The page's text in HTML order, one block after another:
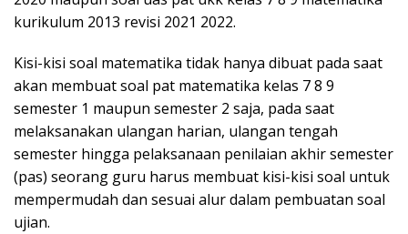
kurikulum 2013 revisi 2021 2022.
Kisi-kisi soal matematika tidak hanya dibuat pada saat
akan membuat soal pat matematika kelas 7 8 9
semester 1 maupun semester 2 saja, pada saat
melaksanakan ulangan harian, ulangan tengah
semester hingga pelaksanaan penilaian akhir semester
(pas) seorang guru harus membuat kisi-kisi soal untuk
mempermudah dan sesuai alur dalam pembuatan soal
ujian.